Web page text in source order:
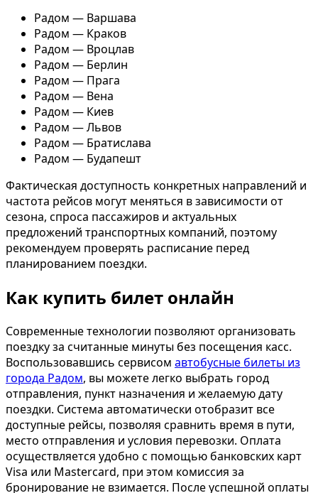
Радом — Варшава
Радом — Краков
Радом — Вроцлав
Радом — Берлин
Радом — Прага
Радом — Вена
Радом — Киев
Радом — Львов
Радом — Братислава
Радом — Будапешт
Фактическая доступность конкретных направлений и
частота рейсов могут меняться в зависимости от
сезона, спроса пассажиров и актуальных
предложений транспортных компаний, поэтому
рекомендуем проверять расписание перед
планированием поездки.
Как купить билет онлайн
Современные технологии позволяют организовать
поездку за считанные минуты без посещения касс.
Воспользовавшись сервисом автобусные билеты из
города Радом, вы можете легко выбрать город
отправления, пункт назначения и желаемую дату
поездки. Система автоматически отобразит все
доступные рейсы, позволяя сравнить время в пути,
место отправления и условия перевозки. Оплата
осуществляется удобно с помощью банковских карт
Visa или Mastercard, при этом комиссия за
бронирование не взимается. После успешной оплаты